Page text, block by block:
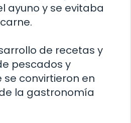
ayuno y se evitaba
de recetas y
pescados y
se convirtieron en
la gastronomía